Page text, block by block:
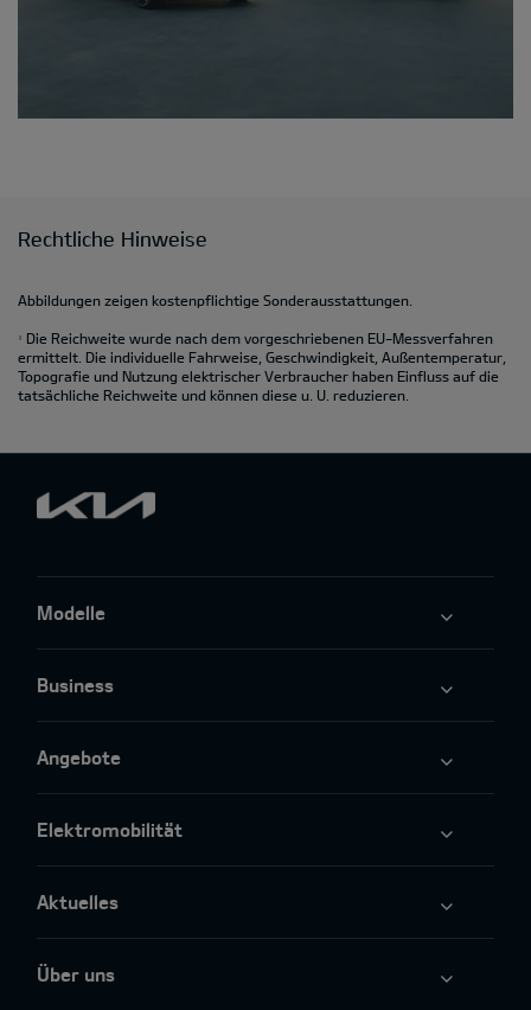
Rechtliche Hinweise
Abbildungen zeigen kostenpflichtige Sonderausstattungen.
1
Die Reichweite wurde nach dem vorgeschriebenen EU-Messverfahren
ermittelt. Die individuelle Fahrweise, Geschwindigkeit, Außentemperatur,
Topografie und Nutzung elektrischer Verbraucher haben Einfluss auf die
tatsächliche Reichweite und können diese u. U. reduzieren.
Modelle
Business
Angebote
Elektromobilität
Aktuelles
Über uns